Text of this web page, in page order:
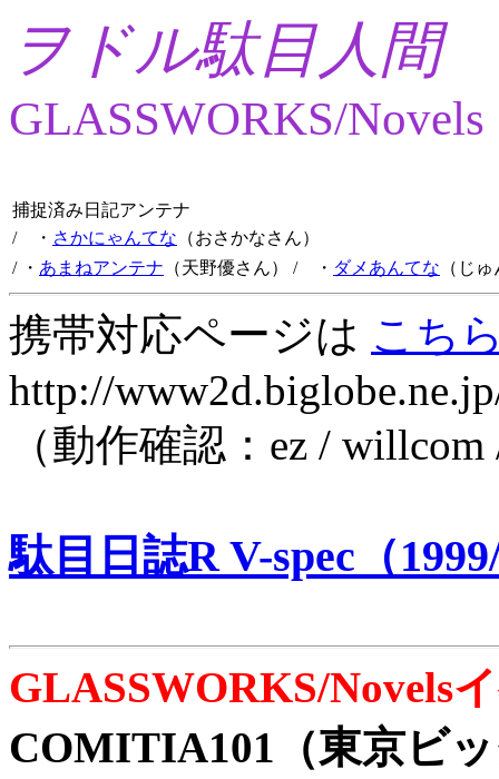
ヲドル駄目人間
GLASSWORKS/Novels
捕捉済み日記アンテナ
/ ・ さかにゃんてな （おさかなさん）
/ ・ あまねアンテナ （天野優さん） / ・ ダメあんてな （じ
携帯対応ページは こち
http://
（動作確認：ez /
駄目日誌R V-spec（
GLASSWORKS/Novels
COMITIA101（東京ビ